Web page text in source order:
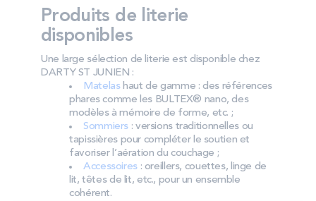
Produits de literie
disponibles
Une large sélection de literie est disponible chez
DARTY ST JUNIEN :
Matelashaut de gamme : des références
phares comme les BULTEX® nano, des
modèles à mémoire de forme, etc. ;
Sommiers : versions traditionnelles ou
tapissières pour compléter le soutien et
favoriser l’aération du couchage ;
Accessoires: oreillers, couettes, linge de
lit, têtes de lit, etc., pour un ensemble
cohérent.